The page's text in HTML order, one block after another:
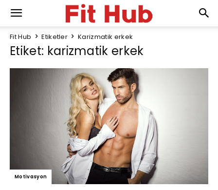
Fit Hub Etiketler Karizmatik erkek
Etiket: karizmatik erkek
Motivasyon